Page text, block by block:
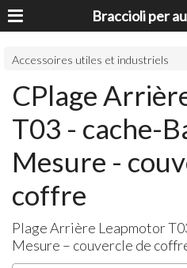
Accessoires utiles et industriels
CPlage
T03 - cache-
Mesure -
coffre
Plage Arrière Leapmotor
Mesure – couvercle de